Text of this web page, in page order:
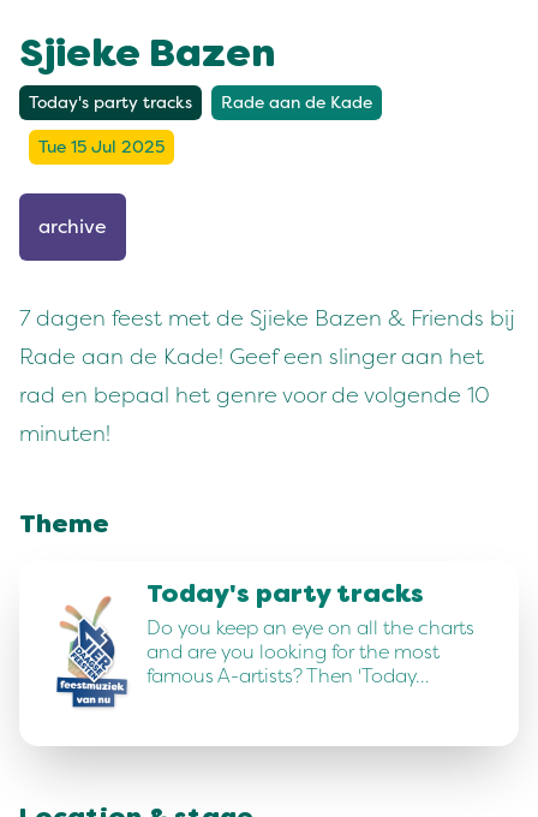
Sjieke Bazen
Today's party tracks Rade aan de Kade
Tue 15 Jul 2025
archive
7 dagen feest met de Sjieke Bazen & Friends bij
Rade aan de Kade! Geef een slinger aan het
rad en bepaal het genre voor de volgende 10
minuten!
Theme
Today's party tracks
Do you keep an eye on all the charts
and are you looking for the most
famous A-artists? Then 'Today…